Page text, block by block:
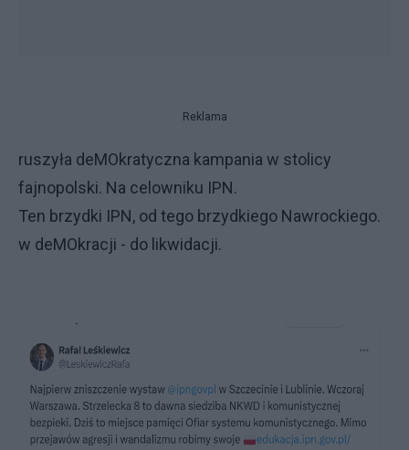
Reklama
ruszyła deMOkratyczna kampania w stolicy
fajnopolski. Na celowniku IPN.
Ten brzydki IPN, od tego brzydkiego Nawrockiego.
w deMOkracji - do likwidacji.